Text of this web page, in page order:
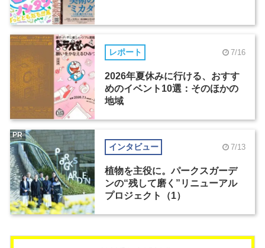
レポート 7/16
2026年夏休みに行ける、おすす
めのイベント10選：そのほかの
地域
インタビュー 7/13
植物を主役に。パークスガーデ
ンの“残して磨く”リニューアル
プロジェクト（1）
PR